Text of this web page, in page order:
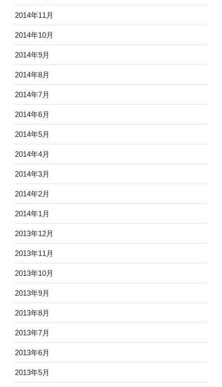
2014年11月
2014年10月
2014年9月
2014年8月
2014年7月
2014年6月
2014年5月
2014年4月
2014年3月
2014年2月
2014年1月
2013年12月
2013年11月
2013年10月
2013年9月
2013年8月
2013年7月
2013年6月
2013年5月